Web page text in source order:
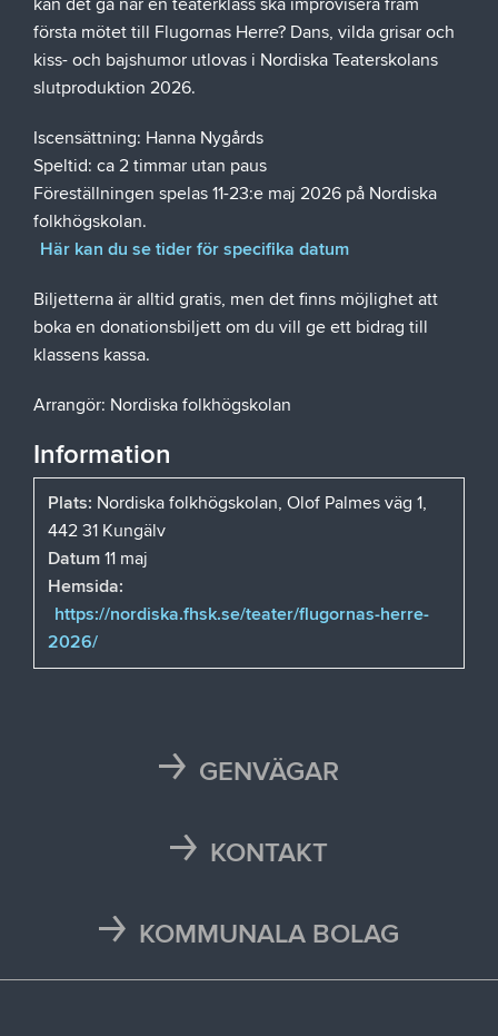
kan det gå när en teaterklass ska improvisera fram
första mötet till Flugornas Herre? Dans, vilda grisar och
kiss- och bajshumor utlovas i Nordiska Teaterskolans
slutproduktion 2026.
Iscensättning: Hanna Nygårds
Speltid: ca 2 timmar utan paus
Föreställningen spelas 11-23:e maj 2026 på Nordiska
folkhögskolan.
Här kan du se tider för specifika datum
Biljetterna är alltid gratis, men det finns möjlighet att
boka en donationsbiljett om du vill ge ett bidrag till
klassens kassa.
Arrangör: Nordiska folkhögskolan
Information
Plats: Nordiska folkhögskolan, Olof Palmes väg 1,
442 31 Kungälv
Datum 11 maj
Hemsida:
https://nordiska.fhsk.se/teater/flugornas-herre-
2026/
GENVÄGAR
Läsårstider
KONTAKT
Press och media
KOMMUNALA BOLAG